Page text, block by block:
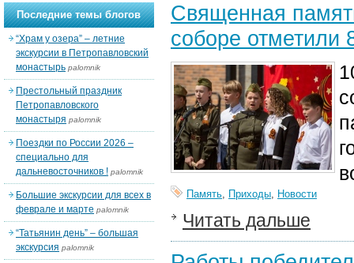
Священная
соборе отметили
Память, Приходы, Новости
Читать дальше
Последние темы блогов
“Храм у озера” – летние
экскурсии в Петропавловский
монастырь palomnik
Престольный праздник
Петропавловского
монастыря palomnik
Поездки по России 2026 –
специально для
дальневосточников ! palomnik
Большие экскурсии для всех в
феврале и марте palomnik
“Татьянин день” – большая
экскурсия palomnik